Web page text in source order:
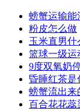
螃蟹运输能
粉皮怎么做
玉米直男什
篮球一级运
9度双氧奶
昏睡红茶是
螃蟹流出来
百合花花蕊